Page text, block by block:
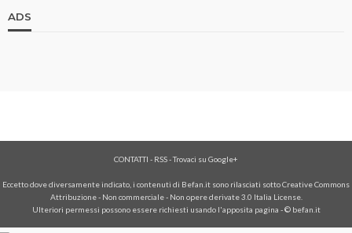
ADS
CONTATTI - RSS-Trovaci su Google+
Eccetto dove diversamente indicato, i contenuti di Befan.it sono rilasciati sotto Creative Commons
Attribuzione - Non commerciale - Non opere derivate 3.0 Italia License.
Ulteriori permessi possono essere richiesti usando l'apposita pagina - © befan.it